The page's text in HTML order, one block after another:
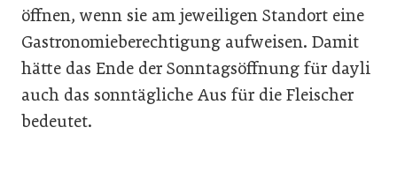
öffnen, wenn sie am jeweiligen Standort eine
Gastronomieberechtigung aufweisen. Damit
hätte das Ende der Sonntagsöffnung für dayli
auch das sonntägliche Aus für die Fleischer
bedeutet.